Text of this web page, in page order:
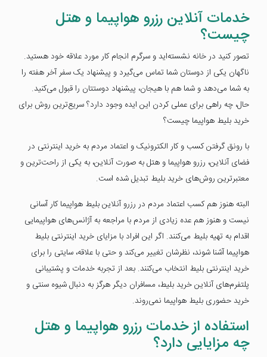
خدمات آنلاین رزرو هواپیما و هتل
چیست؟
تصور کنید در خانه نشسته‌اید و سرگرم انجام کار مورد علاقه خود هستید.
ناگهان یکی از دوستان شما تماس می‌گیرد و پیشنهاد یک سفر آخر هفته را
به شما می‌دهد و شما هم با هیجان، پیشنهاد دوستتان را قبول می‎‌کنید.
حال، چه راهی برای عملی کردن این ایده وجود دارد؟ سریع‌ترین روش برای
خرید بلیط هواپیما چیست؟
با رونق گرفتن کسب و کار الکترونیک و اعتماد مردم به خرید اینترنتی در
فضای آنلاین، رزرو هواپیما و هتل به صورت آنلاین، به یکی از راحت‌ترین و
معتبرترین روش‌های خرید بلیط تبدیل شده است.
البته هنوز هم کسب اعتماد مردم در رزرو آنلاین بلیط هواپیما کار آسانی
نیست و هنوز هم عده زیادی از مردم با مراجعه به آژانس‌های هواپیمایی
اقدام به تهیه بلیط می‌کنند. اگر این افراد با مزایای خرید اینترنتی بلیط
هواپیما آشنا شوند، نظرشان تغییر می‌کند و حتی با علاقه، سایتی را برای
خرید اینترنتی بلیط انتخاب می‌کنند. بعد از تجربه خدمات و پشتیبانی
پلتفرم‌های آنلاین خرید بلیط، مسافران دیگر هرگز به دنبال شیوه سنتی و
خرید حضوری بلیط هواپیما نمی‌روند.
استفاده از خدمات رزرو هواپیما و هتل
چه مزایایی دارد؟